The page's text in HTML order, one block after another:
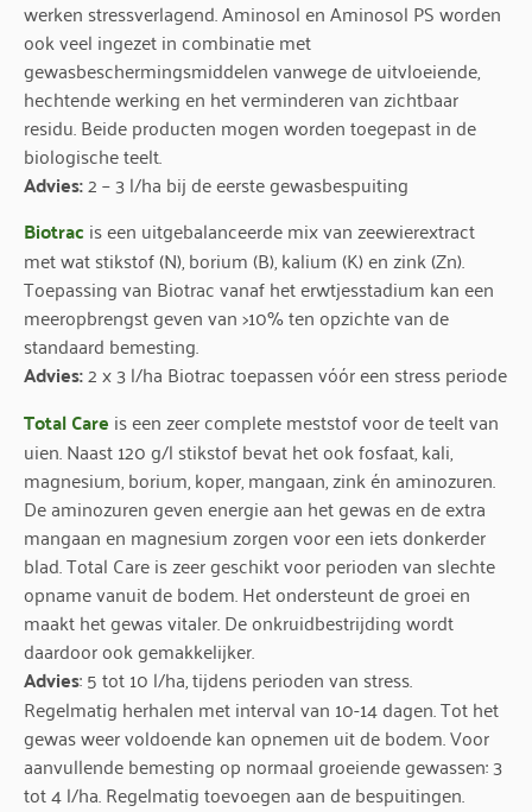
werken stressverlagend. Aminosol en Aminosol PS worden
ook veel ingezet in combinatie met
gewasbeschermingsmiddelen vanwege de uitvloeiende,
hechtende werking en het verminderen van zichtbaar
residu. Beide producten mogen worden toegepast in de
biologische teelt.
Advies:2 – 3 l/ha bij de eerste gewasbespuiting
Biotrac is een uitgebalanceerde mix van zeewierextract
met wat stikstof (N), borium (B), kalium (K) en zink (Zn).
Toepassing van Biotrac vanaf het erwtjesstadium kan een
meeropbrengst geven van >10% ten opzichte van de
standaard bemesting.
Advies:2 x 3 l/ha Biotrac toepassen vóór een stress periode
Total Care is een zeer complete meststof voor de teelt van
uien. Naast 120 g/l stikstof bevat het ook fosfaat, kali,
magnesium, borium, koper, mangaan, zink én aminozuren.
De aminozuren geven energie aan het gewas en de extra
mangaan en magnesium zorgen voor een iets donkerder
blad. Total Care is zeer geschikt voor perioden van slechte
opname vanuit de bodem. Het ondersteunt de groei en
maakt het gewas vitaler. De onkruidbestrijding wordt
daardoor ook gemakkelijker.
Advies: 5 tot 10 l/ha, tijdens perioden van stress.
Regelmatig herhalen met interval van 10-14 dagen. Tot het
gewas weer voldoende kan opnemen uit de bodem. Voor
aanvullende bemesting op normaal groeiende gewassen: 3
tot 4 l/ha. Regelmatig toevoegen aan de bespuitingen.